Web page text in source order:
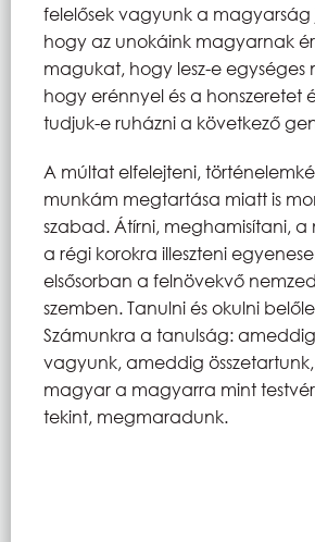
felelősek vagyunk a magyarság
hogy az unokáink magyarnak
magukat, hogy lesz-e egységes
hogy erénnyel és a honszeretet
tudjuk-e ruházni a következő
A múltat elfelejteni,
munkám megtartása miatt is
szabad. Átírni, meghamisítani, a
a régi korokra illeszteni
elsősorban a felnövekvő
szemben. Tanulni és okulni
Számunkra a tanulság:
vagyunk, ameddig
magyar a magyarra mint
tekint, megmaradunk.